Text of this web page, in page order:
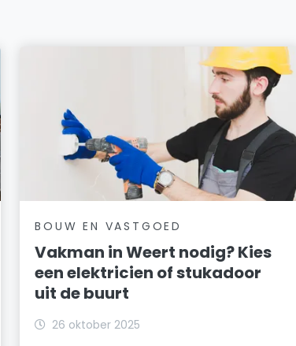
BOUW EN VASTGOED
Vakman in Weert nodig? Kies
een elektricien of stukadoor
uit de buurt
26 oktober 2025